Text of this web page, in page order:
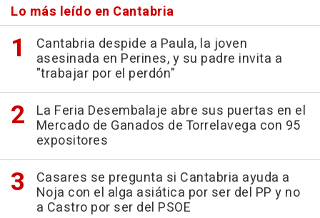
Lo más leído en Cantabria
Cantabria despide a Paula, la joven
asesinada en Perines, y su padre invita a
"trabajar por el perdón"
La Feria Desembalaje abre sus puertas en el
Mercado de Ganados de Torrelavega con 95
expositores
Casares se pregunta si Cantabria ayuda a
Noja con el alga asiática por ser del PP y no
a Castro por ser del PSOE